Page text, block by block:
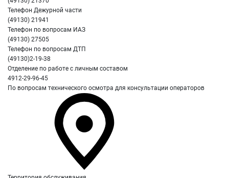
Телефон Дежурной части
(49130) 21941
Телефон по вопросам ИАЗ
(49130) 27505
Телефон по вопросам ДТП
(49130)2-19-38
Отделение по работе с личным составом
4912-29-96-45
По вопросам технического осмотра для консультации операторов